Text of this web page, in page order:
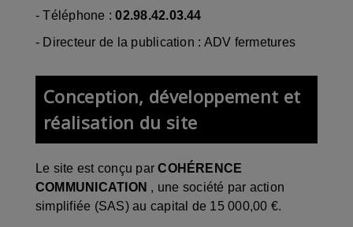
- Téléphone :02.98.42.03.44
- Directeur de la publication : ADV fermetures
Conception, développement et
réalisation du site
Le site est conçu parCOHÉRENCE
COMMUNICATION , une société par action
simplifiée (SAS) au capital de 15 000,00 €.